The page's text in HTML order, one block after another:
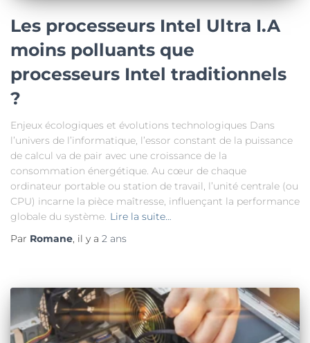
Les processeurs Intel Ultra I.A
moins polluants que
processeurs Intel traditionnels
?
Enjeux écologiques et évolutions technologiques Dans
l’univers de l’informatique, l’essor constant de la puissance
de calcul va de pair avec une croissance de la
consommation énergétique. Au cœur de chaque
ordinateur portable ou station de travail, l’unité centrale (ou
CPU) incarne la pièce maîtresse, influençant la performance
globale du système. Lire la suite…
Par Romane, il y a 2 ans